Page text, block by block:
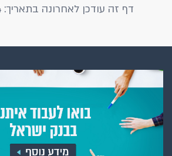
דף זה עודכן לאחרונה בתאריך: 24/07/2024